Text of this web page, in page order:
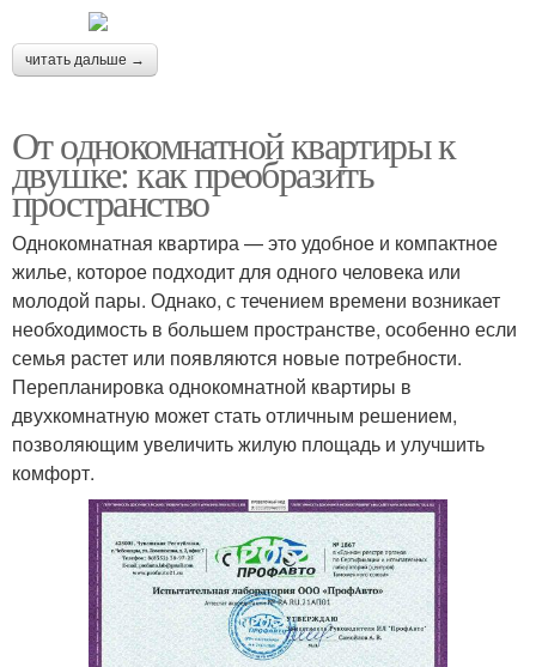
читать дальше →
От однокомнатной квартиры к
двушке: как преобразить
пространство
Однокомнатная квартира — это удобное и компактное
жилье, которое подходит для одного человека или
молодой пары. Однако, с течением времени возникает
необходимость в большем пространстве, особенно если
семья растет или появляются новые потребности.
Перепланировка однокомнатной квартиры в
двухкомнатную может стать отличным решением,
позволяющим увеличить жилую площадь и улучшить
комфорт.